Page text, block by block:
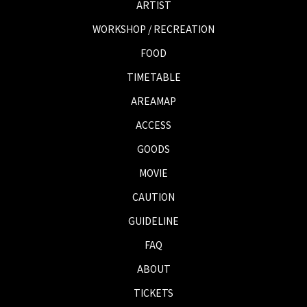
ARTIST
WORKSHOP / RECREATION
FOOD
TIMETABLE
AREAMAP
ACCESS
GOODS
MOVIE
CAUTION
GUIDELINE
FAQ
ABOUT
TICKETS